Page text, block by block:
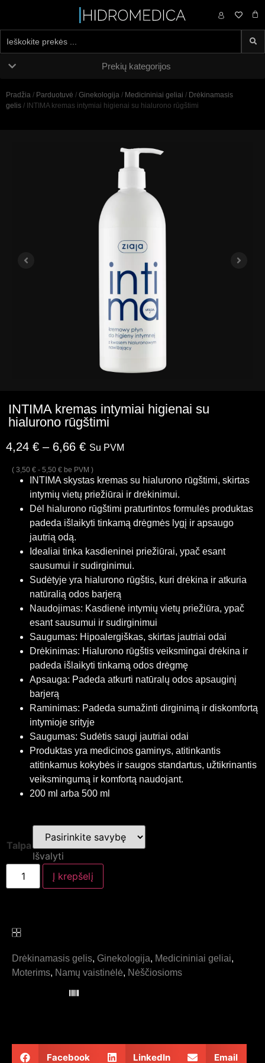
0,00 €
Prekių kategorijos
Pradžia / Parduotuvė / Ginekologija / Medicininiai geliai / Drėkinamasis
gelis / INTIMA kremas intymiai higienai su hialurono rūgštimi
INTIMA kremas intymiai higienai su
hialurono rūgštimi
4,24 € – 6,66 € Su PVM
( 3,50 € - 5,50 € be PVM )
INTIMA skystas kremas su hialurono rūgštimi, skirtas
intymių vietų priežiūrai ir drėkinimui.
Dėl hialurono rūgštimi praturtintos formulės produktas
padeda išlaikyti tinkamą drėgmės lygį ir apsaugo
jautrią odą.
Idealiai tinka kasdieninei priežiūrai, ypač esant
sausumui ir sudirginimui.
Sudėtyje yra hialurono rūgštis, kuri drėkina ir atkuria
natūralią odos barjerą
Naudojimas: Kasdienė intymių vietų priežiūra, ypač
esant sausumui ir sudirginimui
Saugumas: Hipoalergiškas, skirtas jautriai odai
Drėkinimas: Hialurono rūgštis veiksmingai drėkina ir
padeda išlaikyti tinkamą odos drėgmę
Apsauga: Padeda atkurti natūralų odos apsauginį
barjerą
Raminimas: Padeda sumažinti dirginimą ir diskomfortą
intymioje srityje
Saugumas: Sudėtis saugi jautriai odai
Produktas yra medicinos gaminys, atitinkantis
atitinkamus kokybės ir saugos standartus, užtikrinantis
veiksmingumą ir komfortą naudojant.
200 ml arba 500 ml
Talpa
Išvalyti
Į krepšelį
Drėkinamasis gelis, Ginekologija, Medicininiai geliai,
Moterims, Namų vaistinėlė, Nėščiosioms
Facebook LinkedIn Email